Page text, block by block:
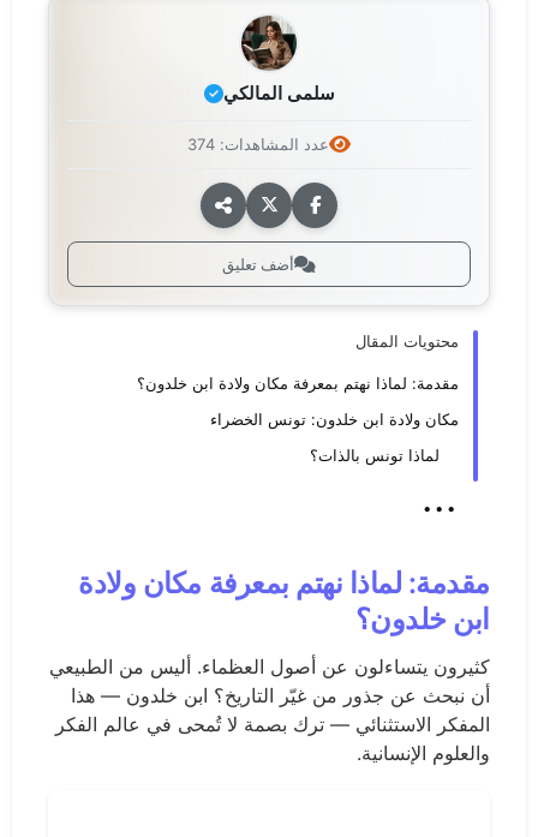
سلمى المالكي
عدد المشاهدات: 374
أضف تعليق
محتويات المقال
مقدمة: لماذا نهتم بمعرفة مكان ولادة ابن خلدون؟
مكان ولادة ابن خلدون: تونس الخضراء
لماذا تونس بالذات؟
...
مقدمة: لماذا نهتم بمعرفة مكان ولادة
ابن خلدون؟
كثيرون يتساءلون عن أصول العظماء. أليس من الطبيعي
أن نبحث عن جذور من غيّر التاريخ؟ ابن خلدون — هذا
المفكر الاستثنائي — ترك بصمة لا تُمحى في عالم الفكر
والعلوم الإنسانية.